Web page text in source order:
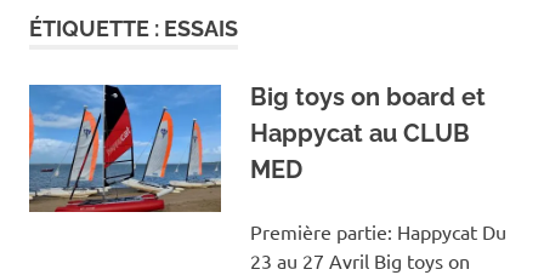
BORD
POUR
ENFANTS
ÉTIQUETTE : ESSAIS
Big toys on board et
Happycat au CLUB
MED
Première partie: Happycat Du
23 au 27 Avril Big toys on